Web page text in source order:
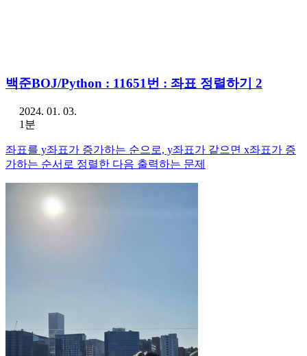
백준BOJ/Python : 11651번 : 좌표 정렬하기 2
2024. 01. 03.
1분
좌표를 y좌표가 증가하는 순으로, y좌표가 같으면 x좌표가 증
가하는 순서로 정렬한 다음 출력하는 문제